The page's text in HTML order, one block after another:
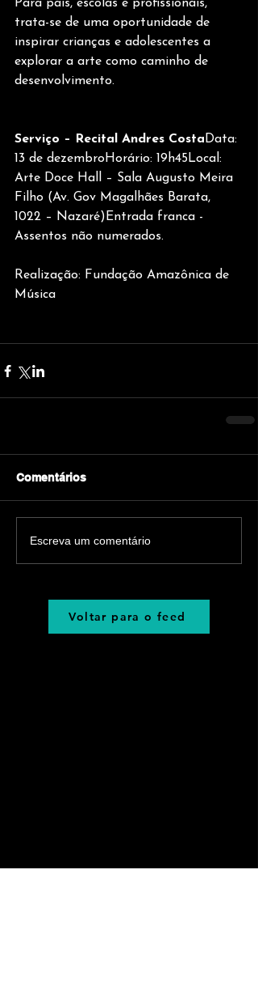
Para pais, escolas e profissionais,
trata-se de uma oportunidade de
inspirar crianças e adolescentes a
explorar a arte como caminho de
desenvolvimento.
Serviço – Recital Andres Costa Data:
13 de dezembroHorário: 19h45Local:
Arte Doce Hall – Sala Augusto Meira
Filho (Av. Gov Magalhães Barata,
1022 – Nazaré)Entrada franca -
Assentos não numerados.
Realização: Fundação Amazônica de
Música
Comentários
Escreva um comentário
Voltar para o feed